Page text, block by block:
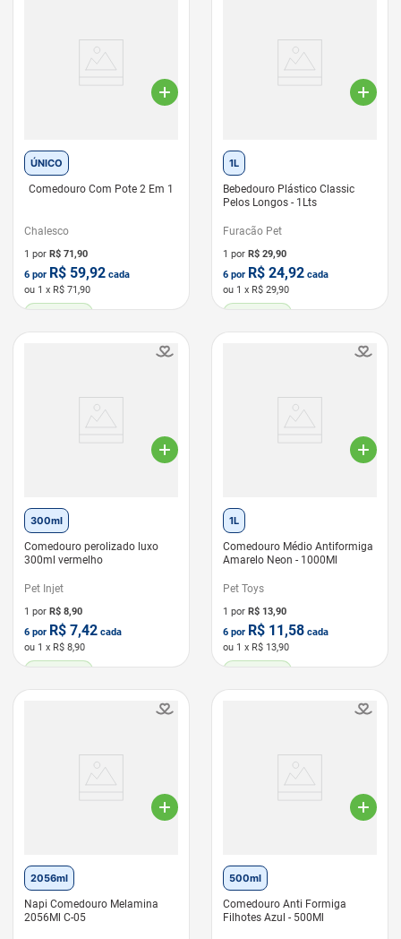
ÚNICO
Comedouro Com Pote 2 Em 1
Chalesco
1 por R$ 71,90
6 por R$ 59,92 cada
ou 1 x R$ 71,90
1L
Bebedouro Plástico Classic
Pelos Longos - 1Lts
Furacão Pet
1 por R$ 29,90
6 por R$ 24,92 cada
ou 1 x R$ 29,90
300ml
Comedouro perolizado luxo
300ml vermelho
Pet Injet
1 por R$ 8,90
6 por R$ 7,42 cada
ou 1 x R$ 8,90
1L
Comedouro Médio Antiformiga
Amarelo Neon - 1000Ml
Pet Toys
1 por R$ 13,90
6 por R$ 11,58 cada
ou 1 x R$ 13,90
2056ml
Napi Comedouro Melamina
2056Ml C-05
500ml
Comedouro Anti Formiga
Filhotes Azul - 500Ml